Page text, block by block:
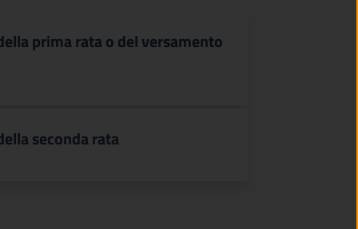
prima rata o del versamento
seconda rata